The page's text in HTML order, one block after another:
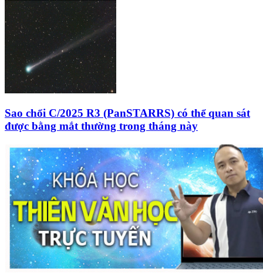
Sao chổi C/2025 R3 (PanSTARRS) có thể quan sát
được bằng mắt thường trong tháng này